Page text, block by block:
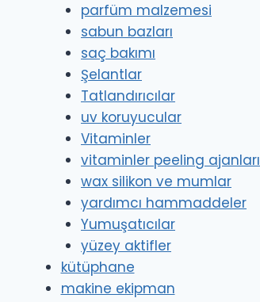
parfüm malzemesi
sabun bazları
saç bakımı
Şelantlar
Tatlandırıcılar
uv koruyucular
Vitaminler
vitaminler peeling ajanları
wax silikon ve mumlar
yardımcı hammaddeler
Yumuşatıcılar
yüzey aktifler
kütüphane
makine ekipman